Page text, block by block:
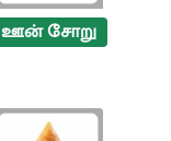
ஊன் சோறு